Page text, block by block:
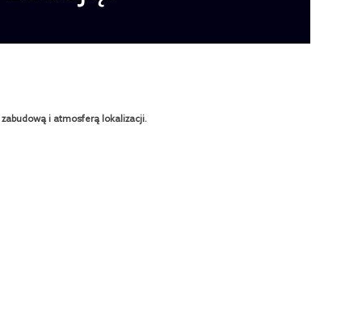
i atmosferą lokalizacji.